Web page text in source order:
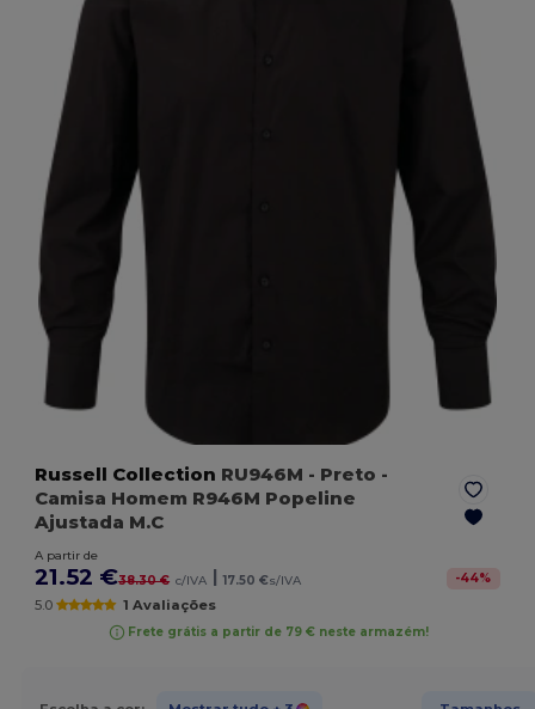
Russell Collection RU946M - Preto -
Camisa Homem R946M Popeline
Ajustada M.C
A partir de
21.52 €38.30 € c/IVA | 17.50 €s/IVA -44%
5.0 1 Avaliações
Frete grátis a partir de 79 € neste armazém!